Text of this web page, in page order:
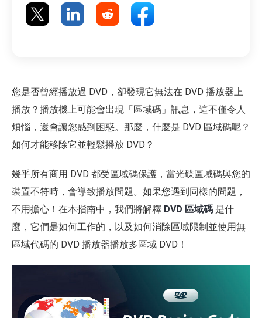
您是否曾經播放過 DVD，卻發現它無法在 DVD 播放器上
播放？播放機上可能會出現「區域碼」訊息，這不僅令人
煩惱，還會讓您感到困惑。那麼，什麼是 DVD 區域碼呢？
如何才能移除它並輕鬆播放 DVD？
幾乎所有商用 DVD 都受區域碼保護，當光碟區域碼與您的
裝置不符時，會導致播放問題。如果您遇到同樣的問題，
不用擔心！在本指南中，我們將解釋 DVD 區域碼 是什
麼，它們是如何工作的，以及如何消除區域限制並使用無
區域代碼的 DVD 播放器播放多區域 DVD！